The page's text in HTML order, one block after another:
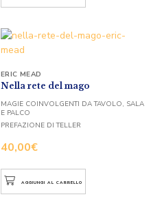
Nella rete del mago
40,00€
ERIC MEAD
MAGIE COINVOLGENTI DA TAVOLO, SALA
E PALCO
PREFAZIONE DI TELLER
AGGIUNGI AL CARRELLO